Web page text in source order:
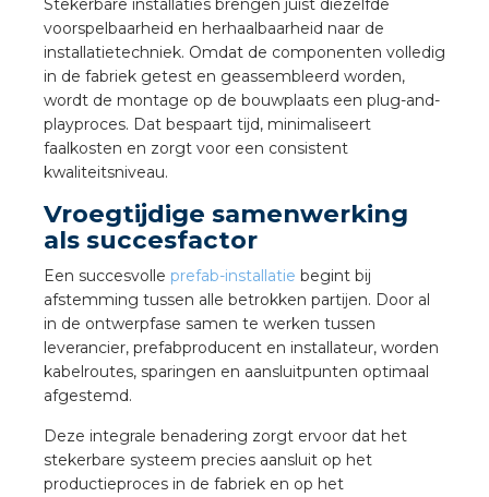
Stekerbare installaties brengen juist diezelfde
voorspelbaarheid en herhaalbaarheid naar de
installatietechniek. Omdat de componenten volledig
in de fabriek getest en geassembleerd worden,
wordt de montage op de bouwplaats een plug-and-
playproces. Dat bespaart tijd, minimaliseert
faalkosten en zorgt voor een consistent
kwaliteitsniveau.
Vroegtijdige samenwerking
als succesfactor
Een succesvolle prefab-installatie begint bij
afstemming tussen alle betrokken partijen. Door al
in de ontwerpfase samen te werken tussen
leverancier, prefabproducent en installateur, worden
kabelroutes, sparingen en aansluitpunten optimaal
afgestemd.
Deze integrale benadering zorgt ervoor dat het
stekerbare systeem precies aansluit op het
productieproces in de fabriek en op het
stekerbare vlakkabel
GST®
RST®
Academy